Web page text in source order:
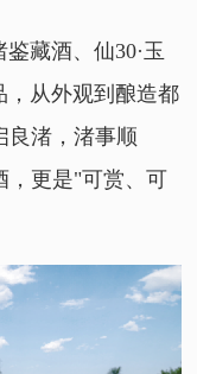
藏酒、仙30·玉
，从外观到酿造都
良渚，渚事顺
，更是"可赏、可